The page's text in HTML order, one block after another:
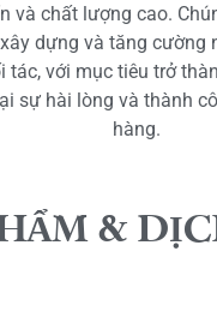
và chất lượng cao.
dựng và tăng cường
tác, với mục tiêu trở
sự hài lòng và thành
hàng.
&